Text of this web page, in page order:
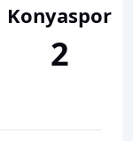
Konyaspor
2